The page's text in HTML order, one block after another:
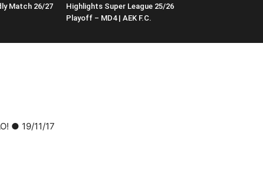
Match 26/27
Highlights Super League 25/26
Playoff – MD4 | ΑΕΚ F.C.
● 19/11/17